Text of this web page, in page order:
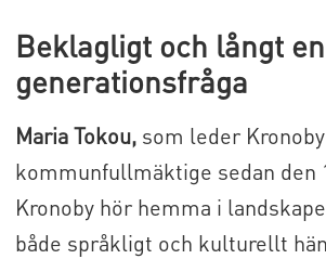
Beklagligt och långt en
generationsfråga
Maria Tokou,som leder Kronoby
kommunfullmäktige sedan den
Kronoby hör hemma i
både språkligt och kulturellt